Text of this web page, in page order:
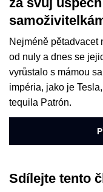
Nejméně pětadvacet
od nuly a dnes se
vyrůstalo s mámou
impéria, jako je
tequila Patrón.
Sdílejte tento